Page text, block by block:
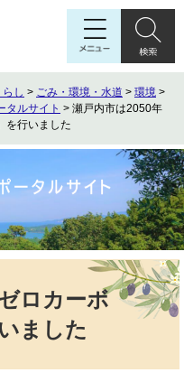
らし > ごみ・環境・水道 > 環境 >
タルサイト > 瀬戸内市は2050年
を行いました
ロカーボ
ました